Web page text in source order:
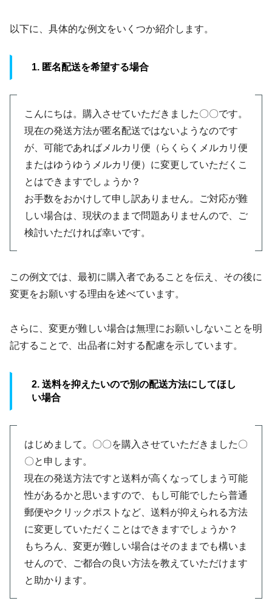
以下に、具体的な例文をいくつか紹介します。
1. 匿名配送を希望する場合
こんにちは。購入させていただきました〇〇です。
現在の発送方法が匿名配送ではないようなのです
が、可能であればメルカリ便（らくらくメルカリ便
またはゆうゆうメルカリ便）に変更していただくこ
とはできますでしょうか？
お手数をおかけして申し訳ありません。ご対応が難
しい場合は、現状のままで問題ありませんので、ご
検討いただければ幸いです。
この例文では、最初に購入者であることを伝え、その後に
変更をお願いする理由を述べています。
さらに、変更が難しい場合は無理にお願いしないことを明
記することで、出品者に対する配慮を示しています。
2. 送料を抑えたいので別の配送方法にしてほし
い場合
はじめまして。〇〇を購入させていただきました〇
〇と申します。
現在の発送方法ですと送料が高くなってしまう可能
性があるかと思いますので、もし可能でしたら普通
郵便やクリックポストなど、送料が抑えられる方法
に変更していただくことはできますでしょうか？
もちろん、変更が難しい場合はそのままでも構いま
せんので、ご都合の良い方法を教えていただけます
と助かります。